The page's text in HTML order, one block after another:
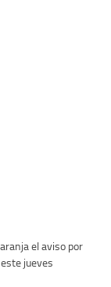
el aviso por
jueves